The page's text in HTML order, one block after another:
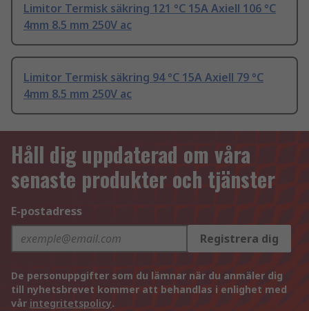
Limitor Termisk säkring 121 °C 15A Axiell 106 °C
4mm 8.5 mm 250V ac
Limitor Termisk säkring 94 °C 15A Axiell 79 °C
4mm 8.5 mm 250V ac
Håll dig uppdaterad om våra
senaste produkter och tjänster
E-postadress
Registrera dig
De personuppgifter som du lämnar när du anmäler dig
till nyhetsbrevet kommer att behandlas i enlighet med
vår integritetspolicy.